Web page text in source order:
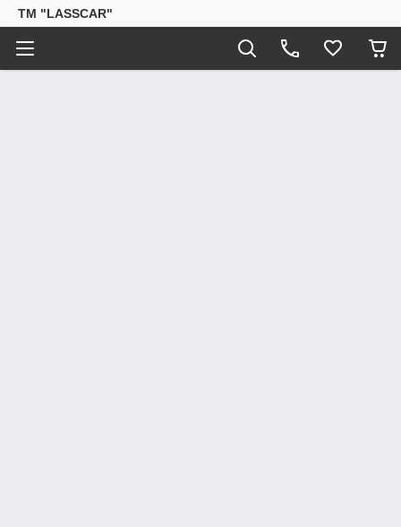
ТМ "LASSCAR"